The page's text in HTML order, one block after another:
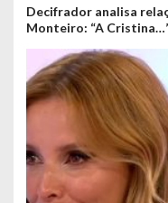
Decifrador analisa
Monteiro: “A